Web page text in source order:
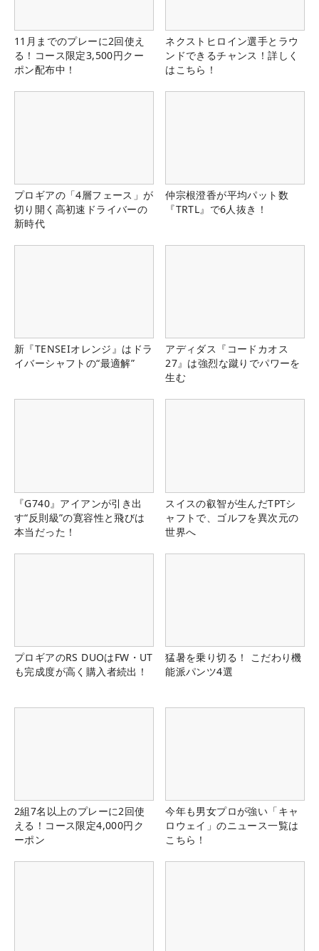
11月までのプレーに2回使え
る！コース限定3,500円クー
ポン配布中！
ネクストヒロイン選手とラウ
ンドできるチャンス！詳しく
はこちら！
プロギアの「4層フェース」が
切り開く高初速ドライバーの
新時代
仲宗根澄香が平均パット数
『TRTL』で6人抜き！
新『TENSEIオレンジ』はドラ
イバーシャフトの“最適解”
アディダス『コードカオス
27』は強烈な蹴りでパワーを
生む
『G740』アイアンが引き出
す“反則級”の寛容性と飛びは
本当だった！
スイスの叡智が生んだTPTシ
ャフトで、ゴルフを異次元の
世界へ
プロギアのRS DUOはFW・UT
も完成度が高く購入者続出！
猛暑を乗り切る！ こだわり機
能派パンツ4選
2組7名以上のプレーに2回使
える！コース限定4,000円ク
ーポン
今年も男女プロが強い「キャ
ロウェイ」のニュース一覧は
こちら！